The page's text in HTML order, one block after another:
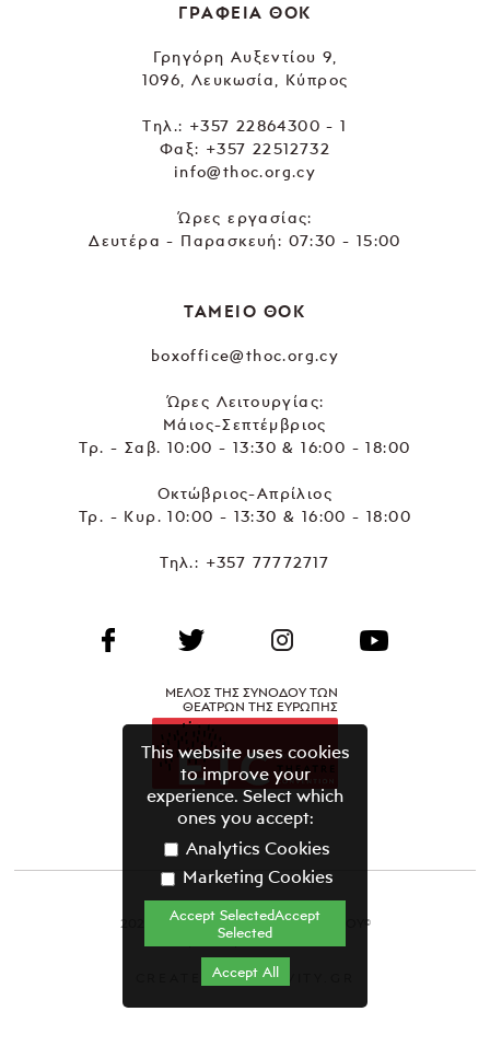
ΓΡΑΦΕΙΑ ΘΟΚ
Γρηγόρη Αυξεντίου 9,
1096, Λευκωσία, Κύπρος
Tηλ.: +357 22864300 - 1
Φαξ: +357 22512732
info@thoc.org.cy
Ώρες εργασίας:
Δευτέρα - Παρασκευή: 07:30 - 15:00
ΤΑΜΕΙΟ ΘΟΚ
boxoffice@thoc.org.cy
Ώρες Λειτουργίας:
Μάιος-Σεπτέμβριος
Τρ. - Σαβ. 10:00 - 13:30 & 16:00 - 18:00
Οκτώβριος-Απρίλιος
Τρ. - Κυρ. 10:00 - 13:30 & 16:00 - 18:00
Τηλ.: +357 77772717
ΜΕΛΟΣ ΤΗΣ ΣΥΝΟΔΟΥ ΤΩΝ
ΘΕΑΤΡΩΝ ΤΗΣ ΕΥΡΩΠΗΣ
2021 ΘΕΑΤΡΙΚΟΣ ΟΡΓΑΝΙΣΜΟΣ ΚΥΠΡΟΥ©
Όροι & Προϋποθέσεις
CREATED BY GRAVITY.GR
This website uses cookies
to improve your
experience. Select which
ones you accept:
Analytics Cookies
Marketing Cookies
Accept SelectedAccept
Selected
Accept All